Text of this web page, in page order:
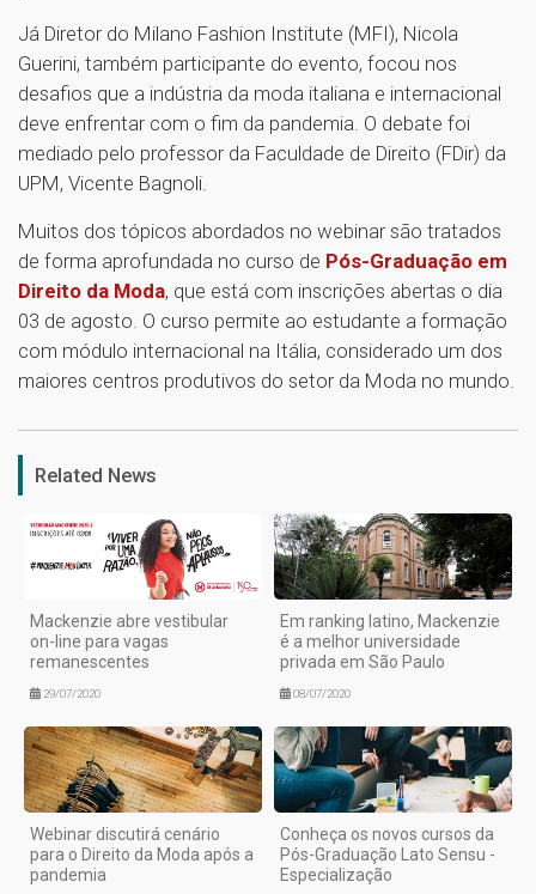
Já Diretor do Milano Fashion Institute (MFI), Nicola
Guerini, também participante do evento, focou nos
desafios que a indústria da moda italiana e internacional
deve enfrentar com o fim da pandemia. O debate foi
mediado pelo professor da Faculdade de Direito (FDir) da
UPM, Vicente Bagnoli.
Muitos dos tópicos abordados no webinar são tratados
de forma aprofundada no curso de Pós-Graduação em
Direito da Moda, que está com inscrições abertas o dia
03 de agosto. O curso permite ao estudante a formação
com módulo internacional na Itália, considerado um dos
maiores centros produtivos do setor da Moda no mundo.
1
Related News
Mackenzie abre vestibular
on-line para vagas
remanescentes
29/07/2020
Em ranking latino, Mackenzie
é a melhor universidade
privada em São Paulo
08/07/2020
Webinar discutirá cenário
para o Direito da Moda após a
pandemia
Conheça os novos cursos da
Pós-Graduação Lato Sensu -
Especialização